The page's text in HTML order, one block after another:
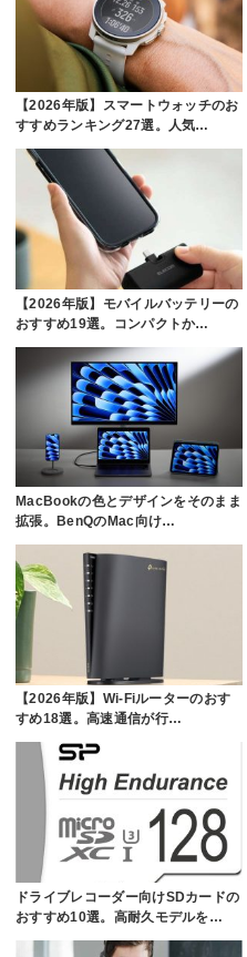
【2026年版】スマートウォッチのお
すすめランキング27選。人気…
【2026年版】モバイルバッテリーの
おすすめ19選。コンパクトか…
MacBookの色とデザインをそのまま
拡張。BenQのMac向け…
【2026年版】Wi-Fiルーターのおす
すめ18選。高速通信が行…
ドライブレコーダー向けSDカードの
おすすめ10選。高耐久モデルを…